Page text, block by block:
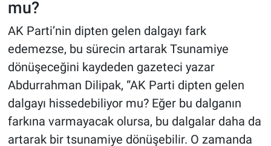
mu?
AK Parti’nin dipten gelen dalgayı fark
edemezse, bu sürecin artarak Tsunamiye
dönüşeceğini kaydeden gazeteci yazar
Abdurrahman Dilipak, “AK Parti dipten gelen
dalgayı hissedebiliyor mu? Eğer bu dalganın
farkına varmayacak olursa, bu dalgalar daha da
artarak bir tsunamiye dönüşebilir. O zamanda